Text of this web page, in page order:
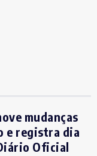
mudanças
e registra dia
Oficial